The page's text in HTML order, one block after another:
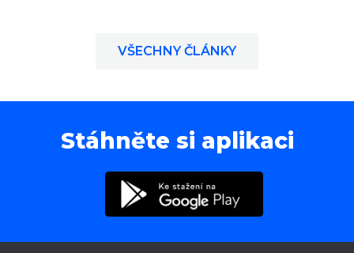
VŠECHNY ČLÁNKY
Stáhněte si aplikaci